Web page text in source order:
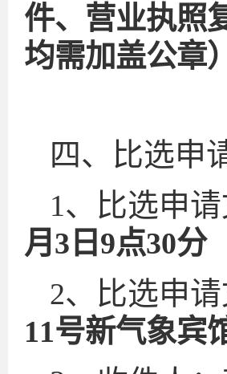
件、营业执照
均需加盖公章）
四、比选申
1、比选申
月3日9点30分
2、比选申
11号新气象宾